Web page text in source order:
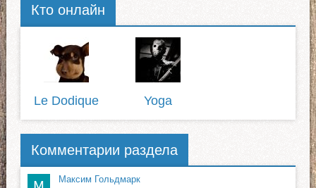
Кто онлайн
Le Dodique Yoga
Комментарии раздела
Максим Гольдмарк